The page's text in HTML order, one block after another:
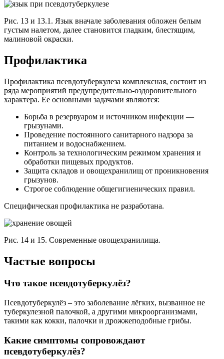
Рис. 13 и 13.1. Язык вначале заболевания обложен белым
густым налетом, далее становится гладким, блестящим,
малиновой окраски.
Профилактика
Профилактика псевдотуберкулеза комплексная, состоит из
ряда мероприятий предупредительно-оздоровительного
характера. Ее основными задачами являются:
Борьба в резервуаром и источником инфекции —
грызунами.
Проведение постоянного санитарного надзора за
питанием и водоснабжением.
Контроль за технологическим режимом хранения и
обработки пищевых продуктов.
Защита складов и овощехранилищ от проникновения
грызунов.
Строгое соблюдение общегигиенических правил.
Специфическая профилактика не разработана.
Рис. 14 и 15. Современные овощехранилища.
Частые вопросы
Что такое псевдотуберкулёз?
Псевдотуберкулёз – это заболевание лёгких, вызванное не
туберкулезной палочкой, а другими микроорганизмами,
такими как кокки, палочки и дрожжеподобные грибы.
Какие симптомы сопровождают
псевдотуберкулёз?